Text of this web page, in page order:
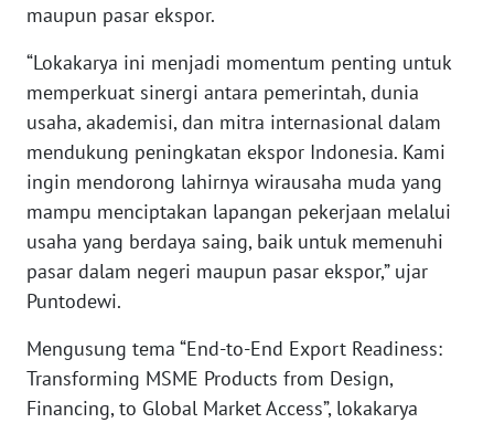
maupun pasar ekspor.
“Lokakarya ini menjadi momentum penting untuk
memperkuat sinergi antara pemerintah, dunia
usaha, akademisi, dan mitra internasional dalam
mendukung peningkatan ekspor Indonesia. Kami
ingin mendorong lahirnya wirausaha muda yang
mampu menciptakan lapangan pekerjaan melalui
usaha yang berdaya saing, baik untuk memenuhi
pasar dalam negeri maupun pasar ekspor,” ujar
Puntodewi.
Mengusung tema “End-to-End Export Readiness:
Transforming MSME Products from Design,
Financing, to Global Market Access”, lokakarya
SUMUT
WN
JAKARTA
JABAR
WN
BANTEN
WN
NTT